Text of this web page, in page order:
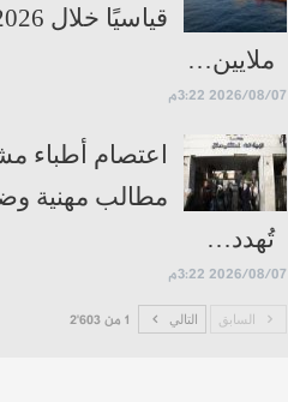
ملايين…
2026/08/07 3:22م
اعتصام
مطالب مهنية
تُهدد…
2026/08/07 3:22م
السابق التالي 1 من 2٬603